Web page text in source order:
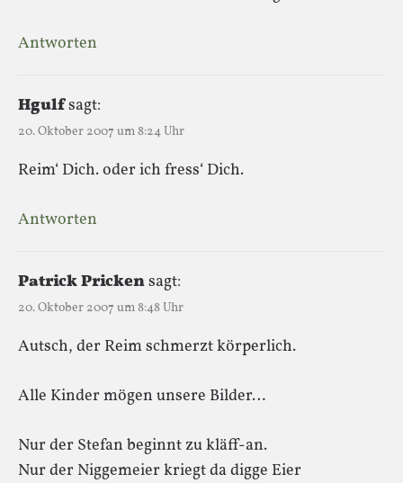
Antworten
Hgulfsagt:
20. Oktober 2007 um 8:24 Uhr
Reim‘ Dich. oder ich fress‘ Dich.
Antworten
Patrick Prickensagt:
20. Oktober 2007 um 8:48 Uhr
Autsch, der Reim schmerzt körperlich.
Alle Kinder mögen unsere Bilder…
Nur der Stefan beginnt zu kläff-an.
Nur der Niggemeier kriegt da digge Eier